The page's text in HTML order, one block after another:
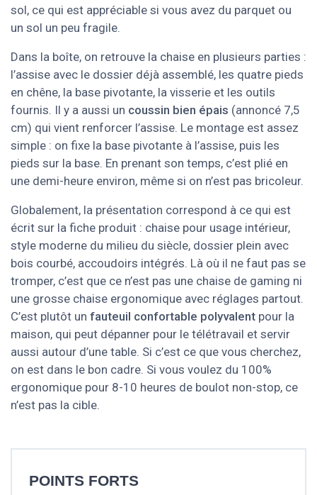
sol, ce qui est appréciable si vous avez du parquet ou
un sol un peu fragile.
Dans la boîte, on retrouve la chaise en plusieurs parties :
l’assise avec le dossier déjà assemblé, les quatre pieds
en chêne, la base pivotante, la visserie et les outils
fournis. Il y a aussi un coussin bien épais (annoncé 7,5
cm) qui vient renforcer l’assise. Le montage est assez
simple : on fixe la base pivotante à l’assise, puis les
pieds sur la base. En prenant son temps, c’est plié en
une demi-heure environ, même si on n’est pas bricoleur.
Globalement, la présentation correspond à ce qui est
écrit sur la fiche produit : chaise pour usage intérieur,
style moderne du milieu du siècle, dossier plein avec
bois courbé, accoudoirs intégrés. Là où il ne faut pas se
tromper, c’est que ce n’est pas une chaise de gaming ni
une grosse chaise ergonomique avec réglages partout.
C’est plutôt un fauteuil confortable polyvalent pour la
maison, qui peut dépanner pour le télétravail et servir
aussi autour d’une table. Si c’est ce que vous cherchez,
on est dans le bon cadre. Si vous voulez du 100%
ergonomique pour 8-10 heures de boulot non-stop, ce
n’est pas la cible.
POINTS FORTS